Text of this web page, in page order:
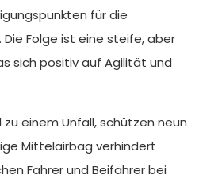
für die
Folge ist eine steife, aber
sich positiv auf Agilität und
einem Unfall, schützen neun
Mittelairbag verhindert
Fahrer und Beifahrer bei